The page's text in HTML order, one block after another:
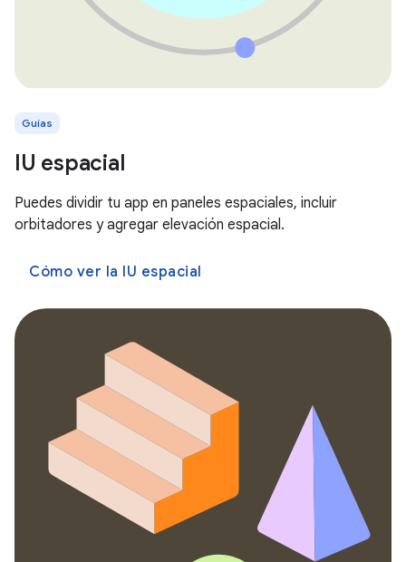
Guías
IU espacial
Puedes dividir tu app en paneles espaciales, incluir
orbitadores y agregar elevación espacial.
Cómo ver la IU espacial